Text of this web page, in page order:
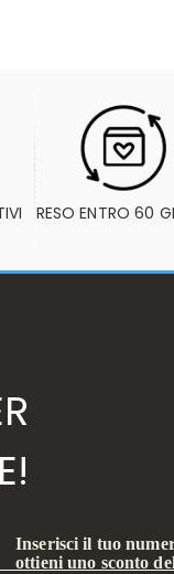
RESO ENTRO 60
Inserisci il tuo
ottieni uno sconto